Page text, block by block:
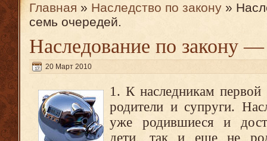
Главная » Наследство по закону »
семь очередей.
Наследование по закону
20 Март 2010
1. К наследникам первой
родители и супруги.
уже родившиеся и
дети, так и еще не